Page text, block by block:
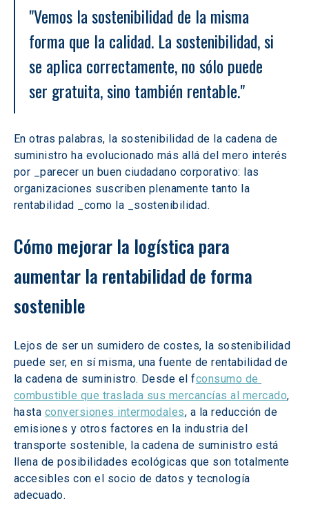
"Vemos la sostenibilidad de la misma
forma que la calidad. La sostenibilidad, si
se aplica correctamente, no sólo puede
ser gratuita, sino también rentable."
En otras palabras, la sostenibilidad de la cadena de
suministro ha evolucionado más allá del mero interés
por _parecer un buen ciudadano corporativo: las
organizaciones suscriben plenamente tanto la
rentabilidad _como la _sostenibilidad.
Cómo mejorar la logística para
aumentar la rentabilidad de forma
sostenible
Lejos de ser un sumidero de costes, la sostenibilidad
puede ser, en sí misma, una fuente de rentabilidad de
la cadena de suministro. Desde el fconsumo de
combustible que traslada sus mercancías al mercado,
hasta conversiones intermodales, a la reducción de
emisiones y otros factores en la industria del
transporte sostenible, la cadena de suministro está
llena de posibilidades ecológicas que son totalmente
accesibles con el socio de datos y tecnología
adecuado.